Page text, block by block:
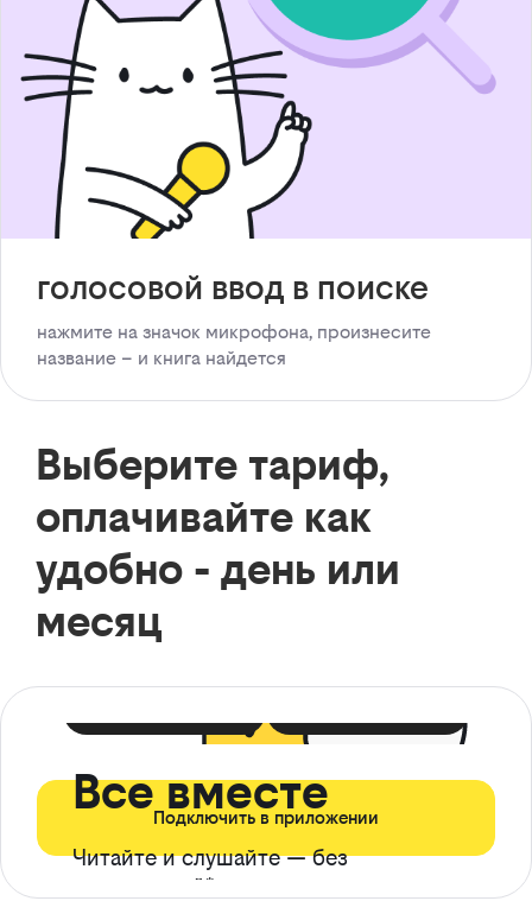
голосовой ввод в поиске
нажмите на значок микрофона, произнесите
название – и книга найдется
Выберите тариф,
оплачивайте как
удобно - день или
месяц
Все вместе
Читайте и слушайте — без
ограничений*
Подключить в приложении